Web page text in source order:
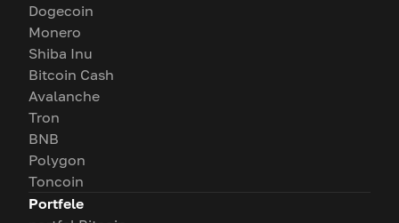
Dogecoin
Monero
Shiba Inu
Bitcoin Cash
Avalanche
Tron
BNB
Polygon
Toncoin
Portfele